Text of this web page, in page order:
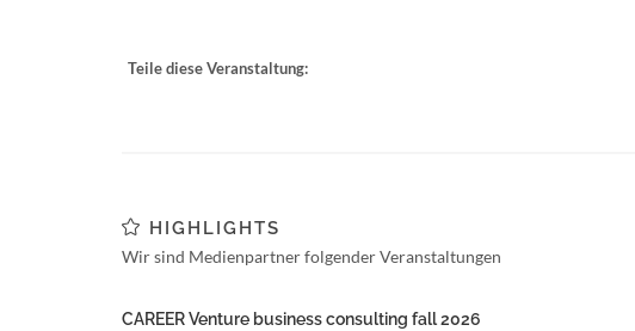
Teile diese Veranstaltung:
HIGHLIGHTS
Wir sind Medienpartner folgender Veranstaltungen
CAREER Venture business consulting fall 2026